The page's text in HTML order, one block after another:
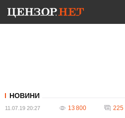
НОВИНИ
11.07.19 20:27 13 800 225